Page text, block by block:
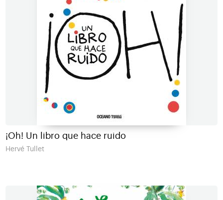
¡Oh! Un libro que hace ruido
Hervé Tullet